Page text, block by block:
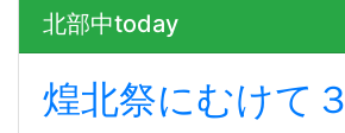
北部中today
煌北祭にむけて３